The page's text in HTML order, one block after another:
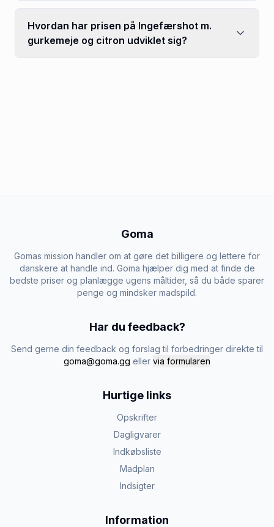
Hvordan har prisen på Ingefærshot m.
gurkemeje og citron udviklet sig?
Goma
Gomas mission handler om at gøre det billigere og lettere for
danskere at handle ind. Goma hjælper dig med at finde de
bedste priser og planlægge ugens måltider, så du både sparer
penge og mindsker madspild.
Har du feedback?
Send gerne din feedback og forslag til forbedringer direkte til
goma@goma.gg eller via formularen
Hurtige links
Opskrifter
Dagligvarer
Indkøbsliste
Madplan
Indsigter
Information